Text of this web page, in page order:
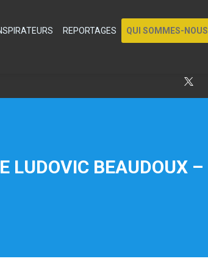
REPORTAGES QUI SOMMES-NOUS
LUDOVIC BEAUDOUX –